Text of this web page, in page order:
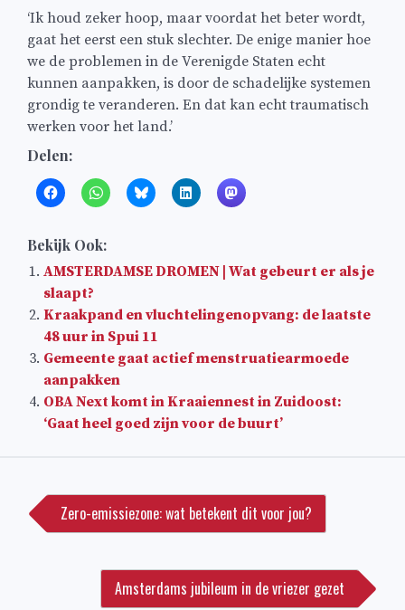
‘Ik houd zeker hoop, maar voordat het beter wordt,
gaat het eerst een stuk slechter. De enige manier hoe
we de problemen in de Verenigde Staten echt
kunnen aanpakken, is door de schadelijke systemen
grondig te veranderen. En dat kan echt traumatisch
werken voor het land.’
Delen:
Bekijk Ook:
AMSTERDAMSE DROMEN | Wat gebeurt er als je
slaapt?
Kraakpand en vluchtelingenopvang: de laatste
48 uur in Spui 11
Gemeente gaat actief menstruatiearmoede
aanpakken
OBA Next komt in Kraaiennest in Zuidoost:
‘Gaat heel goed zijn voor de buurt’
navigatie
Zero-emissiezone: wat betekent dit voor jou?
Amsterdams jubileum in de vriezer gezet